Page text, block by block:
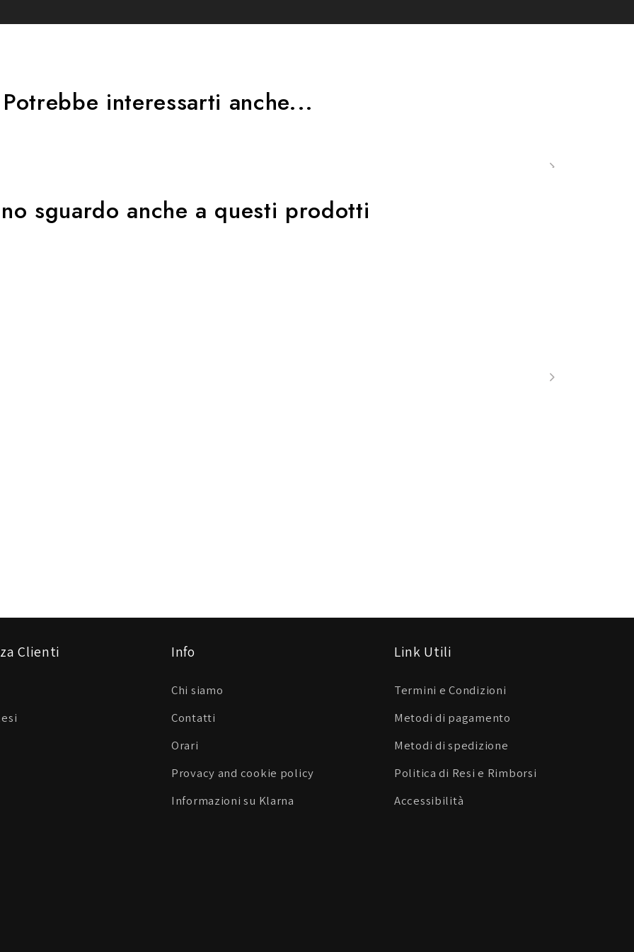
Potrebbe interessarti anche...
sguardo anche a questi prodotti
Clienti Info
Chi siamo
Contatti
Orari
Provacy and cookie policy
Informazioni su Klarna
Link Utili
Termini e Condizioni
Metodi di pagamento
Metodi di spedizione
Politica di Resi e Rimborsi
Accessibilità